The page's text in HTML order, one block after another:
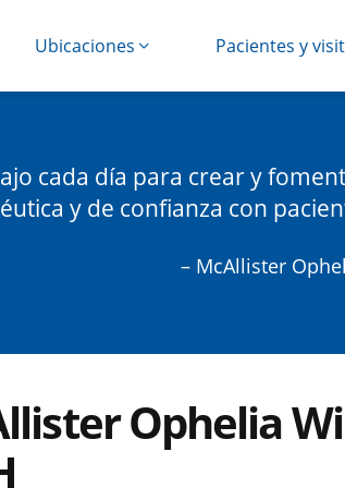
Ubicaciones Pacientes y
cada día para crear y
y de confianza con
– McAllister
Ophelia